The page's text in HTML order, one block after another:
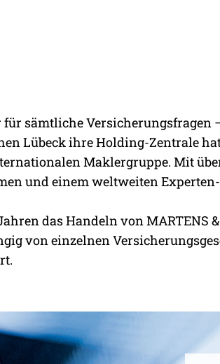
IN BAD
GUTE
sämtliche
Lübeck ihre Holding-Zentrale
Maklergruppe. Mit
und einem weltweiten
das Handeln von MARTENS
von einzelnen